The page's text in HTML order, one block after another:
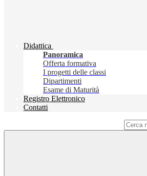
Didattica
Panoramica
Offerta formativa
I progetti delle classi
Dipartimenti
Esame di Maturità
Registro Elettronico
Contatti